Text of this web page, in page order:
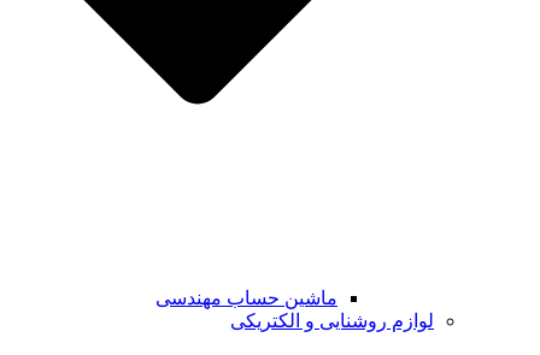
ماشین حساب مهندسی
لوازم روشنایی و الکتریکی